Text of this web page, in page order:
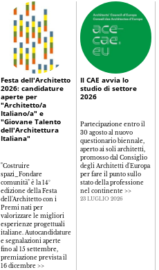
Festa dell'Architetto
2026: candidature
aperte per
"Architetto/a
Italiano/a" e
"Giovane Talento
dell'Architettura
Italiana"
"Costruire
spazi_Fondare
comunità" è la 14°
edizione della Festa
dell'Architetto con i
Premi nati per
valorizzare le migliori
esperienze progettuali
italiane. Autocandidature
e segnalazioni aperte
fino al 15 settembre,
premiazione prevista il
16 dicembre >>
Il CAE avvia lo
studio di settore
2026
Partecipazione entro il
30 agosto al nuovo
questionario biennale,
aperto ai soli architetti,
promosso dal Consiglio
degli Architetti d'Europa
per fare il punto sullo
stato della professione
nel continente>>
23 LUGLIO 2026